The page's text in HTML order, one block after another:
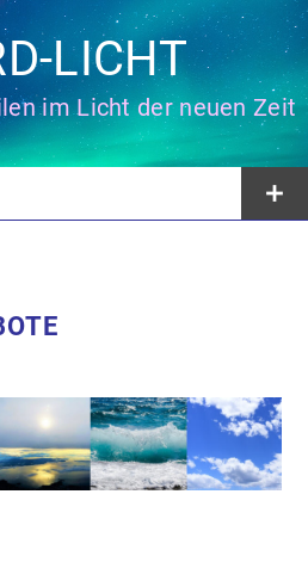
LICHT
im Licht der neuen Zeit